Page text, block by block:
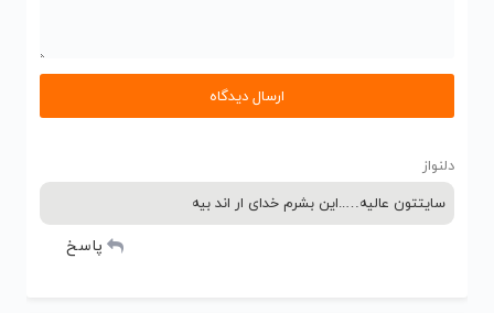
دلنواز
سایتتون عالیه…..این بشرم خدای ار اند بیه
پاسخ